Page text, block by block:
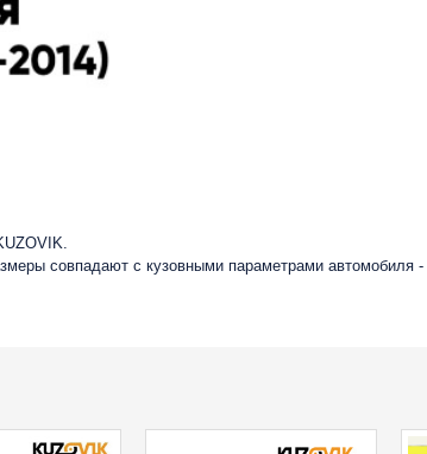
совпадают с кузовными параметрами